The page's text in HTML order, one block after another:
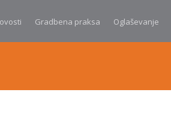
Gradbena praksa Oglaševanje